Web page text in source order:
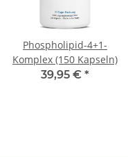
Phospholipid-4+1-
Komplex (150 Kapseln)
39,95 € *